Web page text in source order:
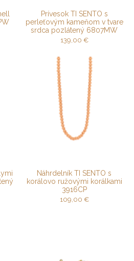
Prívesok TI SENTO s
perleťovým kameňom v tvare
srdca pozlátený 6807MW
139,00 €
Náhrdelník TI SENTO s
korálovo ružovými korálkami
3916CP
109,00 €